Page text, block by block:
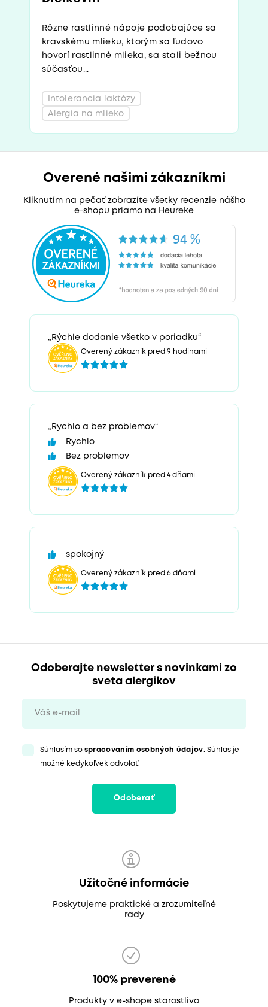
Rôzne rastlinné nápoje podobajúce sa
kravskému mlieku, ktorým sa ľudovo
hovorí rastlinné mlieka, sa stali bežnou
súčasťou...
Alergia na mlieko
Intolerancia laktózy
Overené našimi zákazníkmi
Kliknutím na pečať zobrazíte všetky recenzie nášho
e-shopu priamo na Heureke
„Rýchle dodanie všetko v poriadku“
Overený zákazník pred 9 hodinami
„Rychlo a bez problemov“
Rychlo
Bez problemov
Overený zákazník pred 4 dňami
spokojný
Overený zákazník pred 6 dňami
Odoberajte newsletter s novinkami zo
sveta alergikov
Súhlasím so spracovaním osobných údajov. Súhlas je
možné kedykoľvek odvolať.
Odoberať
Užitočné informácie
Poskytujeme praktické a zrozumiteľné
rady
100% preverené
Produkty v e-shope starostlivo